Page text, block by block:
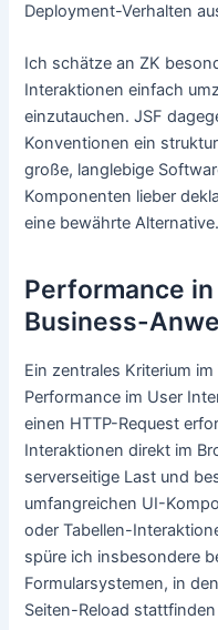
Deployment-Verhalten
Ich schätze an ZK
Interaktionen einfach
einzutauchen. JSF
Konventionen ein
große, langlebige
Komponenten lieber
eine bewährte Alternative.
Performance
Business-
Ein zentrales Kriterium
Performance im User
einen HTTP-Request
Interaktionen direkt im
serverseitige Last und
umfangreichen UI-
oder Tabellen-
spüre ich insbesondere
Formularsystemen, in
Seiten-Reload